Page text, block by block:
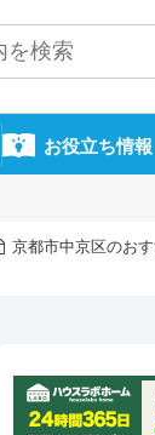
お役立ち情報
京都市中京区のお